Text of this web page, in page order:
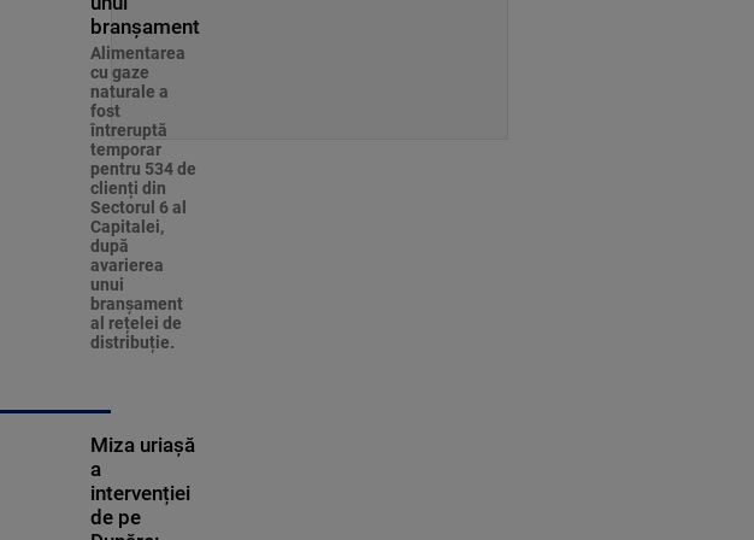
branșament
Alimentarea
cu gaze
naturale a
fost
întreruptă
temporar
pentru 534 de
clienți din
Sectorul 6 al
Capitalei,
după
avarierea
unui
branșament
al rețelei de
distribuție.
Miza uriașă
a
intervenției
de pe